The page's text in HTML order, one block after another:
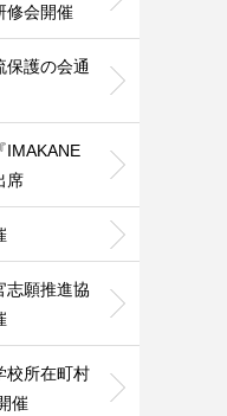
修会開催
保護の会通
IMAKANE
席
志願推進協
校所在町村
催